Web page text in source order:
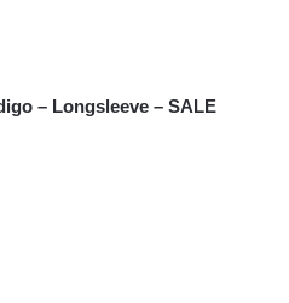
– Longsleeve – SALE